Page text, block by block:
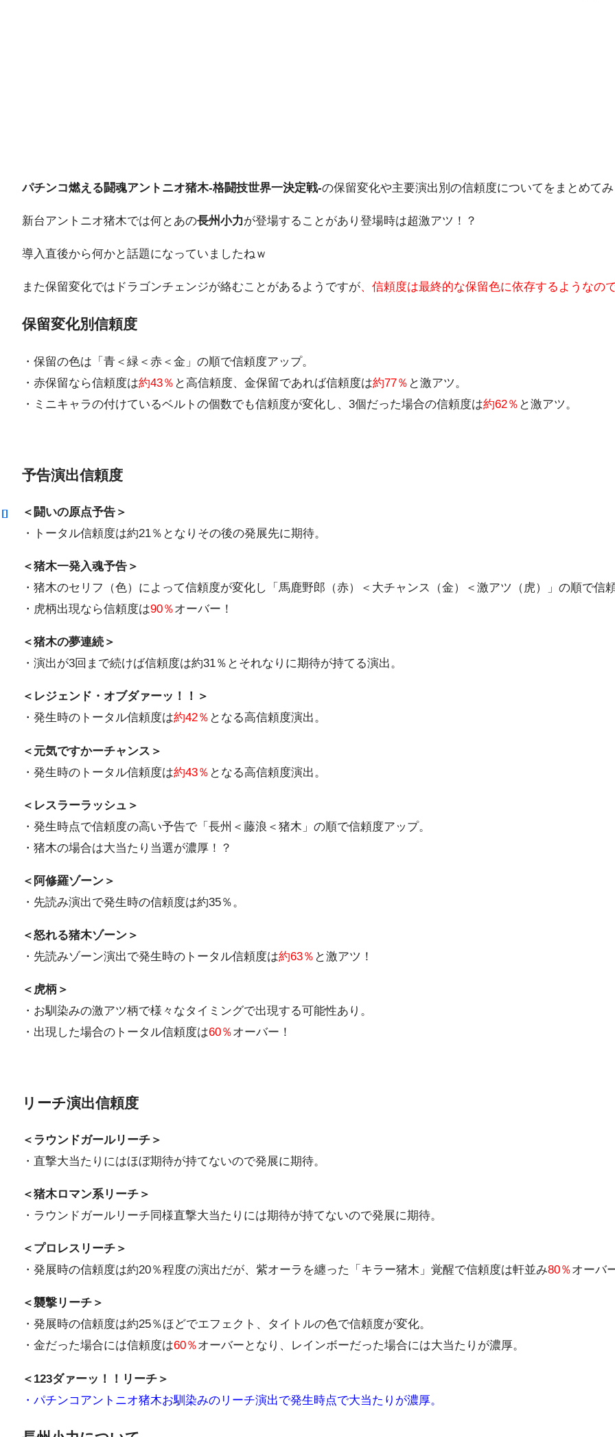
パチンコ燃える闘魂アントニオ猪木-格闘技世界一決定戦-の保留変化や主要演出別の信頼度についてをまとめて
新台アントニオ猪木では何とあの長州小力が登場することがあり登場時は超激アツ！？
導入直後から何かと話題になっていましたねｗ
また保留変化ではドラゴンチェンジが絡むことがあるようですが、信頼度は最終的な保留色に依存するようなの
保留変化別信頼度
・保留の色は「青＜緑＜赤＜金」の順で信頼度アップ。
・赤保留なら信頼度は約43％ と高信頼度、金保留であれば信頼度は約77％ と激アツ。
・ミニキャラの付けているベルトの個数でも信頼度が変化し、3個だった場合の信頼度は約62％ と激アツ。
予告演出信頼度
＜闘いの原点予告＞
・トータル信頼度は約21％となりその後の発展先に期待。
＜猪木一発入魂予告＞
・猪木のセリフ（色）によって信頼度が変化し「馬鹿野郎（赤）＜大チャンス（金）＜激アツ（虎）」の順で信
・虎柄出現なら信頼度は90％オーバー！
＜猪木の夢連続＞
・演出が3回まで続けば信頼度は約31％とそれなりに期待が持てる演出。
＜レジェンド・オブダァーッ！！＞
・発生時のトータル信頼度は約42％ となる高信頼度演出。
＜元気ですかーチャンス＞
・発生時のトータル信頼度は約43％ となる高信頼度演出。
＜レスラーラッシュ＞
・発生時点で信頼度の高い予告で「長州＜藤浪＜猪木」の順で信頼度アップ。
・猪木の場合は大当たり当選が濃厚！？
＜阿修羅ゾーン＞
・先読み演出で発生時の信頼度は約35％。
＜怒れる猪木ゾーン＞
・先読みゾーン演出で発生時のトータル信頼度は約63％ と激アツ！
＜虎柄＞
・お馴染みの激アツ柄で様々なタイミングで出現する可能性あり。
・出現した場合のトータル信頼度は60％オーバー！
リーチ演出信頼度
＜ラウンドガールリーチ＞
・直撃大当たりにはほぼ期待が持てないので発展に期待。
＜猪木ロマン系リーチ＞
・ラウンドガールリーチ同様直撃大当たりには期待が持てないので発展に期待。
＜プロレスリーチ＞
・発展時の信頼度は約20％程度の演出だが、紫オーラを纏った「キラー猪木」覚醒で信頼度は軒並み80％オーバ
＜襲撃リーチ＞
・発展時の信頼度は約25％ほどでエフェクト、タイトルの色で信頼度が変化。
・金だった場合には信頼度は60％オーバーとなり、レインボーだった場合には大当たりが濃厚。
＜123ダァーッ！！リーチ＞
・パチンコアントニオ猪木お馴染みのリーチ演出で発生時点で大当たりが濃厚。